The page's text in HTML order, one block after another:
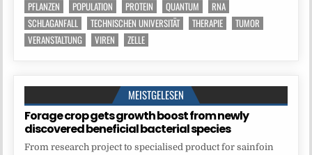
PFLANZEN
POPULATION PROTEIN QUANTUM
RNA
SCHLAGANFALL
TECHNISCHEN UNIVERSITÄT THERAPIE
TUMOR
VERANSTALTUNG
VIREN ZELLE
MEISTGELESEN
Forage crop gets growth boost from newly
discovered beneficial bacterial species
From research project to specialised product for sainfoin